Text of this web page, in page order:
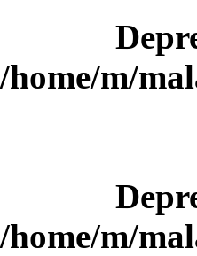
/home/m/
/home/m/